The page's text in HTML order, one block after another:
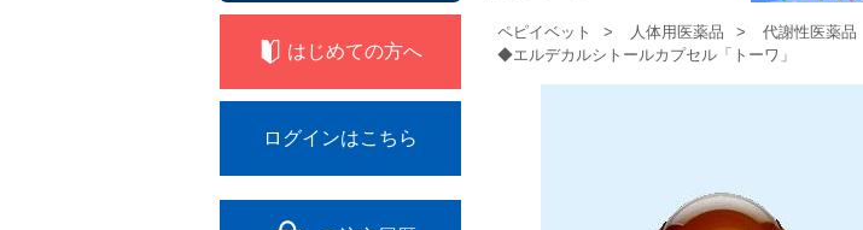
はじめての方へ
ログインはこちら
ペピイベット 人体用医薬品 代謝性医薬品
◆エルデカルシトールカプセル「トーワ」